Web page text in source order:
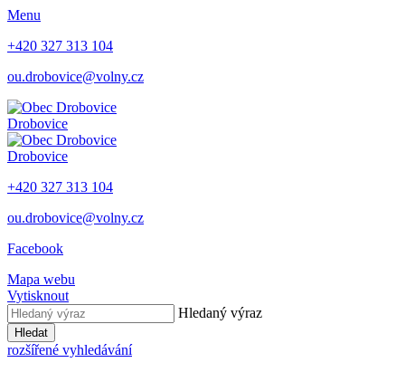
Menu
+420 327 313 104
ou.drobovice@volny.cz
Drobovice
Drobovice
+420 327 313 104
ou.drobovice@volny.cz
Facebook
Mapa webu
Vytisknout
Hledaný výraz
Hledat
rozšířené vyhledávání